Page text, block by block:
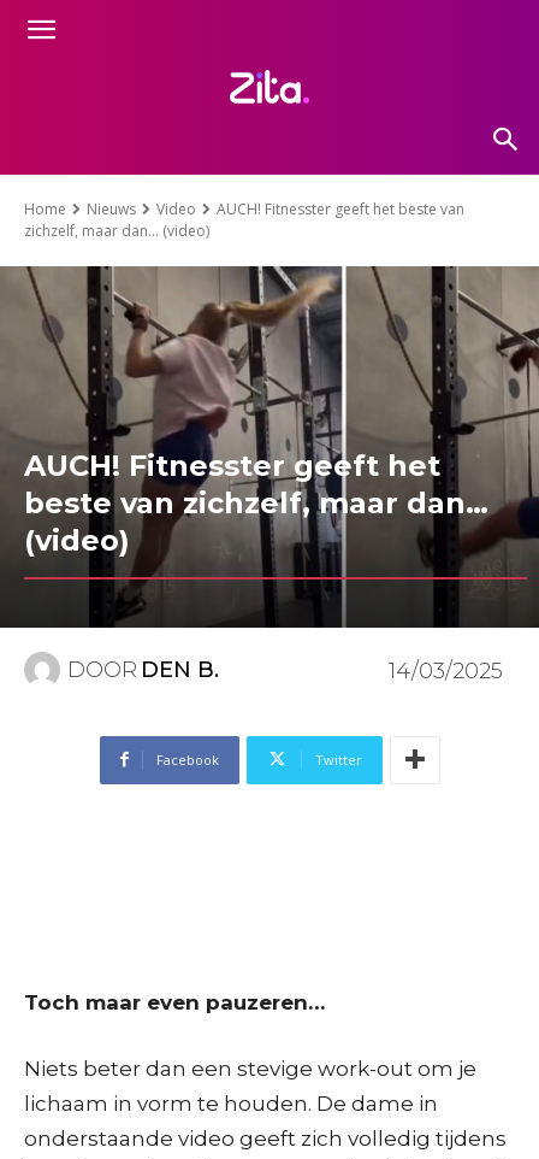
Home Nieuws Video
AUCH! Fitnesster geeft het beste van
zichzelf, maar dan... (video)
AUCH! Fitnesster geeft het
beste van zichzelf, maar dan…
(video)
DOOR DEN B. 14/03/2025
Facebook Twitter
Toch maar even pauzeren…
Niets beter dan een stevige work-out om je
lichaam in vorm te houden. De dame in
onderstaande video geeft zich volledig tijdens